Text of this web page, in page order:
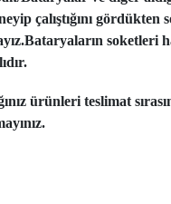
çalıştığını
soketleri
ürünleri teslimat